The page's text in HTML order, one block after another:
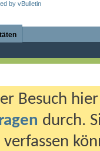
Besuch
durch.